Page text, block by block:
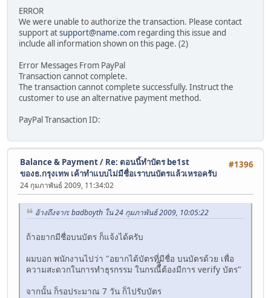
ERROR
We were unable to authorize the transaction. Please contact
support atsupport@name.com regarding this issue and
include all information shown on this page. (2)
Error Messages From PayPal
Transaction cannot complete.
The transaction cannot complete successfully. Instruct the
customer to use an alternative payment method.
PayPal Transaction ID:
#1396
Balance & Payment/ Re: ตอนนี้ทำบัตร be1st
ของธ.กรุงเทพ เค้าทำแบบไม่มีชื่อเราบนบัตรแล้วเหรอครับ
24 กุมภาพันธ์ 2009, 11:34:02
อ้างถึงจาก: badboyth ใน 24 กุมภาพันธ์ 2009, 10:05:22
ถ้าอยากมีชื่อบนบัตร ก็แจ้งได้ครับ
ผมบอก พนักงานไปว่า "อยากได้บัตรที่มีชื่อ บนบัตรด้วย เพื่อ
ความสะดวกในการทำธุรกรรม ในกรณีืี่ต้องมีการ verify บัตร"
จากนั้น ก็รอประมาณ 7 วัน ก็ไปรับบัตร